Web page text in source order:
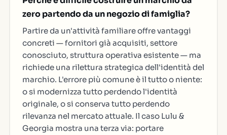
zero partendo da un negozio di famiglia?
Partire da un'attività familiare offre vantaggi
concreti — fornitori già acquisiti, settore
conosciuto, struttura operativa esistente — ma
richiede una rilettura strategica dell'identità del
marchio. L'errore più comune è il tutto o niente:
o si modernizza tutto perdendo l'identità
originale, o si conserva tutto perdendo
rilevanza nel mercato attuale. Il caso Lulu &
Georgia mostra una terza via: portare